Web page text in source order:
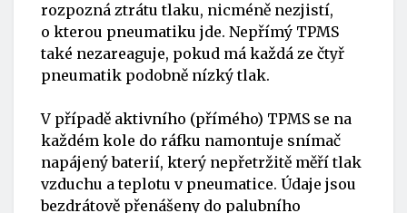
rozpozná ztrátu tlaku, nicméně nezjistí,
o kterou pneumatiku jde. Nepřímý TPMS
také nezareaguje, pokud má každá ze čtyř
pneumatik podobně nízký tlak.
V případě aktivního (přímého) TPMS se na
každém kole do ráfku namontuje snímač
napájený baterií, který nepřetržitě měří tlak
vzduchu a teplotu v pneumatice. Údaje jsou
bezdrátově přenášeny do palubního